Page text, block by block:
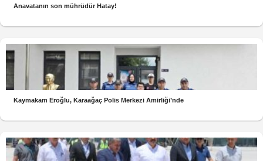
Anavatanın son mührüdür Hatay!
Kaymakam Eroğlu, Karaağaç Polis Merkezi Amirliği’nde